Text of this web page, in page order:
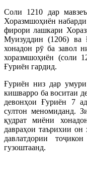
Соли 1210 дар
Хоразмшоҳиён
фирори лашкари
Муизуддин (1206) ва
хонадон рӯ ба завол
хоразмшоҳиён (соли
Ғуриён гардид.
Ғуриён низ дар
кишварро ба воситаи
девонҳои Ғуриён 7
султон меномиданд.
қудрат миёни
давраҳои таърихии
давлатдории
гузоштаанд.